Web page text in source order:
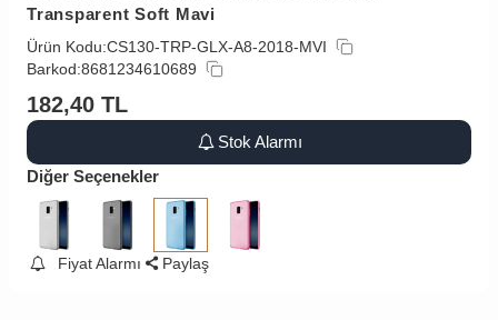
Transparent Soft Mavi
Ürün Kodu:CS130-TRP-GLX-A8-2018-MVI
Barkod:8681234610689
182,40 TL
Stok Alarmı
Diğer Seçenekler
Fiyat Alarmı Paylaş